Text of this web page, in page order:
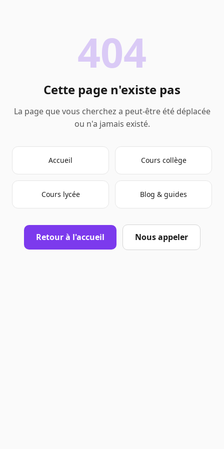
404
Cette page n'existe pas
La page que vous cherchez a peut-être été déplacée
ou n'a jamais existé.
Accueil Cours collège
Cours lycée Blog & guides
Retour à l'accueil Nous appeler